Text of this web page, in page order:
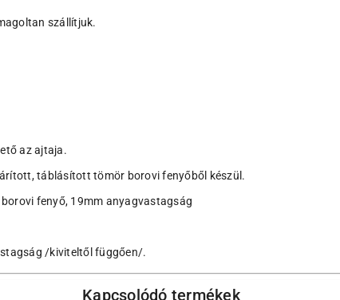
szállítjuk.
az ajtaja.
táblásított tömör borovi fenyőből készül.
borovi fenyő, 19mm
/kiviteltől függően/.
Kapcsolódó termékek